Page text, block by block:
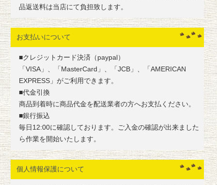
品返送料は当店にて負担致します。
お支払いについて
■クレジットカード決済（paypal）
「VISA」、「MasterCard」、「JCB」、「AMERICAN
EXPRESS」がご利用できます。
■代金引換
商品到着時に商品代金を配送業者の方へお支払ください。
■銀行振込
毎日12:00に確認しております。ご入金の確認が出来ました
ら作業を開始いたします。
個人情報保護について